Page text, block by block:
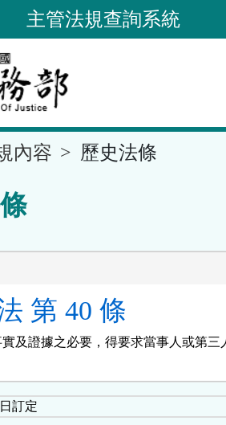
主管法規查詢系統
內容 歷史法條
第 40 條
及證據之必要，得要求當事人或第三
訂定